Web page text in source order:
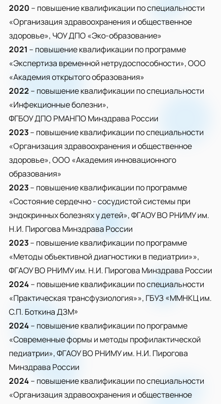
2020 – повышение квалификации по специальности
«Организация здравоохранения и общественное
здоровье», ЧОУ ДПО «Эко-образование»
2021 – повышение квалификации по программе
«Экспертиза временной нетрудоспособности», ООО
«Академия открытого образования»
2022 – повышение квалификации по специальности
«Инфекционные болезни»,
ФГБОУ ДПО РМАНПО Минздрава России
2023– повышение квалификации по специальности
«Организация здравоохранения и общественное
здоровье», ООО «Академия инновационного
образования»
2023– повышение квалификации по программе
«Состояние сердечно - сосудистой системы при
эндокринных болезнях у детей», ФГАОУ ВО РНИМУ им.
Н.И. Пирогова Минздрава России
2023– повышение квалификации по программе
«Методы объективной диагностики в педиатрии»»,
ФГАОУ ВО РНИМУ им. Н.И. Пирогова Минздрава России
2024 – повышение квалификации по специальности
«Практическая трансфузиология»», ГБУЗ «ММНКЦ им.
С.П. Боткина ДЗМ»
2024 – повышение квалификации по программе
«Современные формы и методы профилактической
педиатрии», ФГАОУ ВО РНИМУ им. Н.И. Пирогова
Минздрава России
2024 – повышение квалификации по специальности
«Организация здравоохранения и общественное